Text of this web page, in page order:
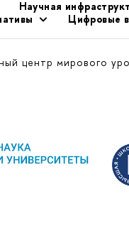
Научная
Цифровые
центр мирового